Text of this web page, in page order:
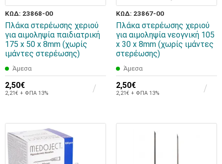
ΚΩΔ: 23868-00
Πλάκα στερέωσης χεριού
για αιμοληψία παιδιατρική
175 x 50 x 8mm (χωρίς
ιμάντες στερέωσης)
Άμεσα
2,50€
2,21€ + ΦΠΑ 13%
ΚΩΔ: 23867-00
Πλάκα στερέωσης χεριού
για αιμοληψία νεογνική 105
x 30 x 8mm (χωρίς ιμάντες
στερέωσης)
Άμεσα
2,50€
2,21€ + ΦΠΑ 13%